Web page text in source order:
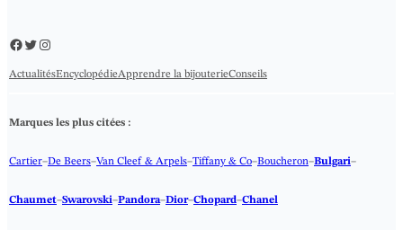
Facebook
Twitter
Instagram
ActualitésEncyclopédieApprendre la bijouterieConseils
Marques les plus citées :
Cartier–De Beers–Van Cleef & Arpels–Tiffany & Co–Boucheron–Bulgari–
Chaumet–Swarovski–Pandora–Dior–Chopard–Chanel